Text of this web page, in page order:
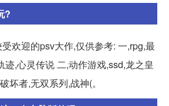
?
欢迎的psv大作,仅供参考: 一,rpg,最
迹,心灵传说 二,动作游戏,ssd,龙之皇
坏者,无双系列,战神(。